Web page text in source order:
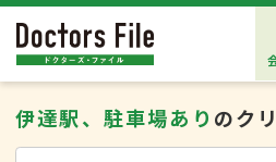
伊達駅、駐車場あり のク